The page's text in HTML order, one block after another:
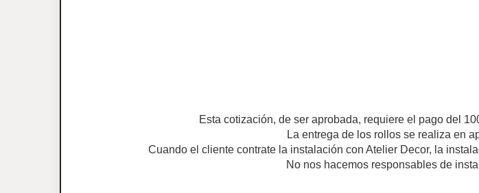
Esta cotización, de ser aprobada, requiere el pago del
La entrega de los rollos se realiza en
Cuando el cliente contrate la instalación con Atelier Decor, la
No nos hacemos responsables de